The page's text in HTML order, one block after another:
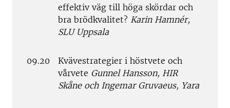
effektiv väg till höga skördar och
bra brödkvalitet? Karin Hamnér,
SLU Uppsala
09.20
Kvävestrategier i höstvete och
vårvete Gunnel Hansson, HIR
Skåne och Ingemar Gruvaeus, Yara